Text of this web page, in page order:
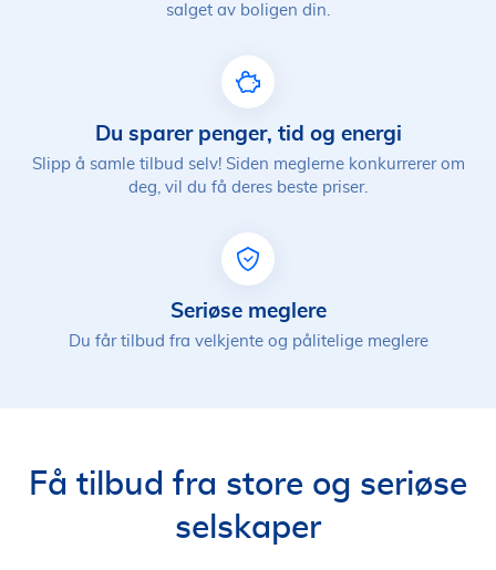
salget av boligen din.
Du sparer penger, tid og energi
Slipp å samle tilbud selv! Siden meglerne konkurrerer om
deg, vil du få deres beste priser.
Seriøse meglere
Du får tilbud fra velkjente og pålitelige meglere
Få tilbud fra store og seriøse
selskaper